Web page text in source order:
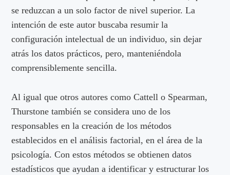
se reduzcan a un solo factor de nivel superior. La
intención de este autor buscaba resumir la
configuración intelectual de un individuo, sin dejar
atrás los datos prácticos, pero, manteniéndola
comprensiblemente sencilla.
Al igual que otros autores como Cattell o Spearman,
Thurstone también se considera uno de los
responsables en la creación de los métodos
establecidos en el análisis factorial, en el área de la
psicología. Con estos métodos se obtienen datos
estadísticos que ayudan a identificar y estructurar los